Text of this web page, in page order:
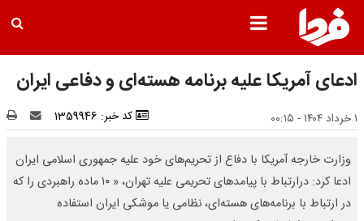
ادعای آمریکا علیه برنامه هسته‌ای و دفاعی ایران
۱ خرداد ۱۴۰۴ - ۰۰:۱۵ کد خبر: 1359946
وزارت خارجه آمریکا با دفاع از تحریم‌های خود علیه جمهوری اسلامی ایران
ادعا کرد: درارتباط با پیامدهای تحریمی علیه تهران، « ۱۰ ماده راهبردی را که
در ارتباط با برنامه‌های هسته‌ای، نظامی یا موشکی ایران استفاده